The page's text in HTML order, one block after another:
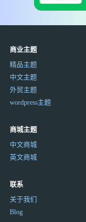
商业主题
精品主题
中文主题
外贸主题
wordpress主题
商城主题
中文商城
英文商城
联系
关于我们
Blog